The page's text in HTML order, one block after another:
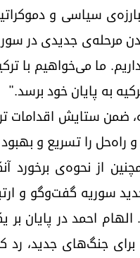
سیاسی و
مرحله‌ی جدیدی در
ما می‌خواهیم با
به پایان خود برسد."
ستایش اقدامات
راه‌حل را تسریع و
از نحوه‌ی برخورد
سوریه گفت‌وگو و
احمد در پایان
جنگ‌های جدید، رد